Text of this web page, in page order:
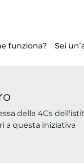
funziona? Sei
della 4Cs
a questa iniziativa